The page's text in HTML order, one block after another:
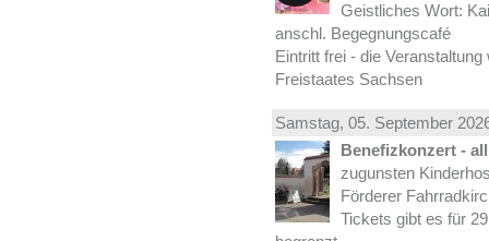
Geistliches Wort:
anschl. Begegnungscafé
Eintritt frei - die
Freistaates Sachsen
Samstag, 05. September
Benefizkonzert -
zugunsten
Förderer
Tickets gibt es für